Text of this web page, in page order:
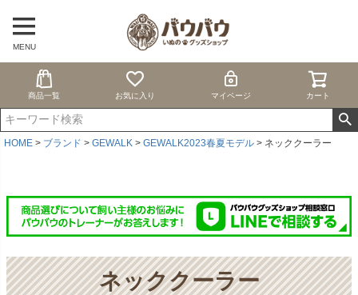
MENU
商品一覧 お気に入り マイページ カート
HOME ブランド GEWALK GEWALK2023春夏モデル ネッククーラー
ネッククーラー